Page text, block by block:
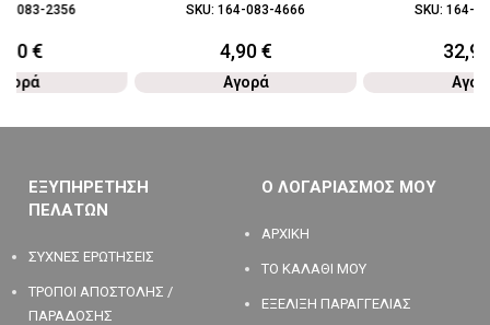
083-2356
€
SKU: 164-083-4666
4,90€
Αγορά
SKU: 164-
ΕΞΥΠΗΡΕΤΗΣΗ
ΠΕΛΑΤΩΝ
ΣΥΧΝΕΣ ΕΡΩΤΗΣΕΙΣ
ΤΡΟΠΟΙ ΑΠΟΣΤΟΛΗΣ /
ΠΑΡΑΔΟΣΗΣ
Ο ΛΟΓΑΡΙΑΣΜΟΣ ΜΟΥ
ΑΡΧΙΚΗ
ΤΟ ΚΑΛΑΘΙ ΜΟΥ
ΕΞΕΛΙΞΗ ΠΑΡΑΓΓΕΛΙΑΣ